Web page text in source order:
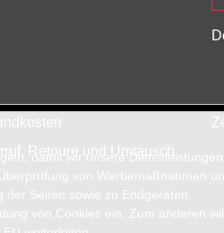
Retoure und Umtausch
damit wir unsere
von Werbemaßnahmen
Seiten sowie zu Endgeräten.
von Cookies ein. Zum anderen